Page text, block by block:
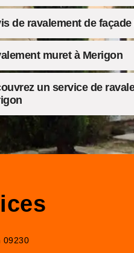
de ravalement de
muret à Merigon
un service de
09230